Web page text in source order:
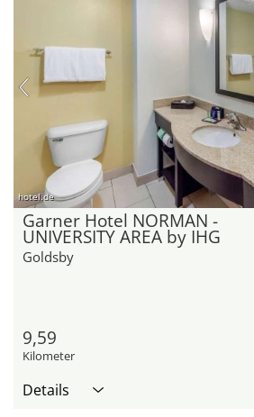
hotel.de
Garner Hotel NORMAN -
UNIVERSITY AREA by IHG
Goldsby
9,59
Kilometer
Details